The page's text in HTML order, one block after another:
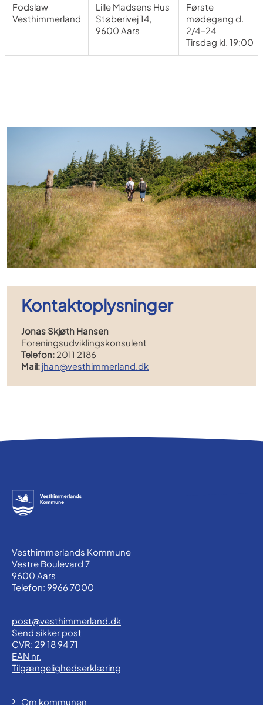
Fodslaw
Vesthimmerland
Lille Madsens Hus
Støberivej 14,
9600 Aars
Første
mødegang d.
2/4-24
Tirsdag kl. 19:00
Kontaktoplysninger
Jonas Skjøth Hansen
Foreningsudviklingskonsulent
Telefon: 2011 2186
Mail: jhan@vesthimmerland.dk
Vesthimmerlands Kommune
Vestre Boulevard 7
9600 Aars
Telefon: 9966 7000
post@vesthimmerland.dk
Send sikker post
CVR: 29 18 94 71
EAN nr.
Tilgængelighedserklæring
Om kommunen